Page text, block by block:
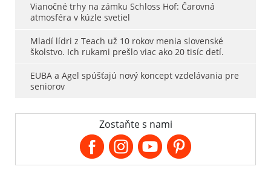
Vianočné trhy na zámku Schloss Hof: Čarovná
atmosféra v kúzle svetiel
Mladí lídri z Teach už 10 rokov menia slovenské
školstvo. Ich rukami prešlo viac ako 20 tisíc detí.
EUBA a Agel spúšťajú nový koncept vzdelávania pre
seniorov
Zostaňte s nami